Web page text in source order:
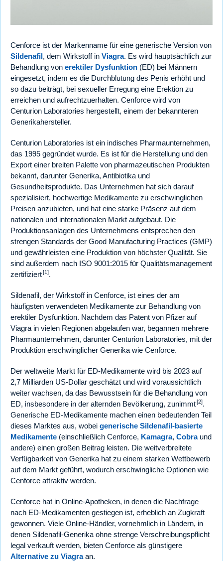
Cenforce ist der Markenname für eine generische Version von
Sildenafil, dem Wirkstoff in Viagra. Es wird hauptsächlich zur
Behandlung von erektiler Dysfunktion (ED) bei Männern
eingesetzt, indem es die Durchblutung des Penis erhöht und
so dazu beiträgt, bei sexueller Erregung eine Erektion zu
erreichen und aufrechtzuerhalten. Cenforce wird von
Centurion Laboratories hergestellt, einem der bekannteren
Generikahersteller.
Centurion Laboratories ist ein indisches Pharmaunternehmen,
das 1995 gegründet wurde. Es ist für die Herstellung und den
Export einer breiten Palette von pharmazeutischen Produkten
bekannt, darunter Generika, Antibiotika und
Gesundheitsprodukte. Das Unternehmen hat sich darauf
spezialisiert, hochwertige Medikamente zu erschwinglichen
Preisen anzubieten, und hat eine starke Präsenz auf dem
nationalen und internationalen Markt aufgebaut. Die
Produktionsanlagen des Unternehmens entsprechen den
strengen Standards der Good Manufacturing Practices (GMP)
und gewährleisten eine Produktion von höchster Qualität. Sie
sind außerdem nach ISO 9001:2015 für Qualitätsmanagement
zertifiziert[1].
Sildenafil, der Wirkstoff in Cenforce, ist eines der am
häufigsten verwendeten Medikamente zur Behandlung von
erektiler Dysfunktion. Nachdem das Patent von Pfizer auf
Viagra in vielen Regionen abgelaufen war, begannen mehrere
Pharmaunternehmen, darunter Centurion Laboratories, mit der
Produktion erschwinglicher Generika wie Cenforce.
Der weltweite Markt für ED-Medikamente wird bis 2023 auf
2,7 Milliarden US-Dollar geschätzt und wird voraussichtlich
weiter wachsen, da das Bewusstsein für die Behandlung von
ED, insbesondere in der alternden Bevölkerung, zunimmt[2].
Generische ED-Medikamente machen einen bedeutenden Teil
dieses Marktes aus, wobei generische Sildenafil-basierte
Medikamente (einschließlich Cenforce, Kamagra, Cobraund
andere) einen großen Beitrag leisten. Die weitverbreitete
Verfügbarkeit von Generika hat zu einem starken Wettbewerb
auf dem Markt geführt, wodurch erschwingliche Optionen wie
Cenforce attraktiv werden.
Cenforce hat in Online-Apotheken, in denen die Nachfrage
nach ED-Medikamenten gestiegen ist, erheblich an Zugkraft
gewonnen. Viele Online-Händler, vornehmlich in Ländern, in
denen Sildenafil-Generika ohne strenge Verschreibungspflicht
legal verkauft werden, bieten Cenforce als günstigere
Alternative zu Viagraan.